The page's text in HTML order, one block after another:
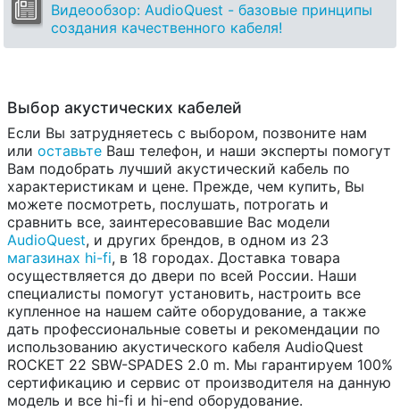
Видеообзор: AudioQuest - базовые принципы
создания качественного кабеля!
Выбор акустических кабелей
Если Вы затрудняетесь с выбором, позвоните нам
или оставьте Ваш телефон, и наши эксперты помогут
Вам подобрать лучший акустический кабель по
характеристикам и цене. Прежде, чем купить, Вы
можете посмотреть, послушать, потрогать и
сравнить все, заинтересовавшие Вас модели
AudioQuest, и других брендов, в одном из 23
магазинах hi-fi, в 18 городах. Доставка товара
осуществляется до двери по всей России. Наши
специалисты помогут установить, настроить все
купленное на нашем сайте оборудование, а также
дать профессиональные советы и рекомендации по
использованию акустического кабеля AudioQuest
ROCKET 22 SBW-SPADES 2.0 m. Мы гарантируем 100%
сертификацию и сервис от производителя на данную
модель и все hi-fi и hi-end оборудование.